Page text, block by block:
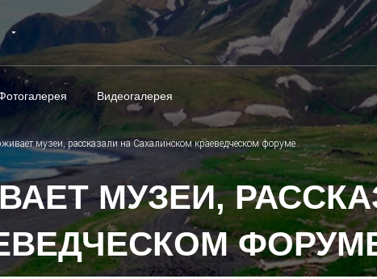
Видеогалерея
музеи, рассказали на Сахалинском краеведческом форуме
МУЗЕИ,